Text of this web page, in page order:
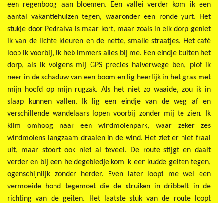
een regenboog aan bloemen. Een vallei verder kom ik een
aantal vakantiehuizen tegen, waaronder een ronde yurt. Het
stukje door Pedralva is maar kort, maar zoals in elk dorp geniet
ik van de lichte kleuren en de nette, smalle straatjes. Het café
loop ik voorbij, ik heb immers alles bij me. Een eindje buiten het
dorp, als ik volgens mij GPS precies halverwege ben, plof ik
neer in de schaduw van een boom en lig heerlijk in het gras met
mijn hoofd op mijn rugzak. Als het niet zo waaide, zou ik in
slaap kunnen vallen. Ik lig een eindje van de weg af en
verschillende wandelaars lopen voorbij zonder mij te zien. Ik
klim omhoog naar een windmolenpark, waar zeker zes
windmolens langzaam draaien in de wind. Het ziet er niet fraai
uit, maar stoort ook niet al teveel. De route stijgt en daalt
verder en bij een heidegebiedje kom ik een kudde geiten tegen,
ogenschijnlijk zonder herder. Even later loopt me wel een
vermoeide hond tegemoet die de struiken in dribbelt in de
richting van de geiten. Het laatste stuk van de route loopt